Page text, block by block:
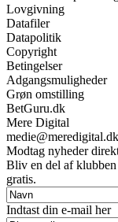
Lovgivning
Datafiler
Datapolitik
Copyright
Betingelser
Adgangsmuligheder
Grøn omstilling
BetGuru.dk
Mere Digital
medie@meredigital.dk
Modtag nyheder
Bliv en del af
gratis.
Indtast din e-mail her